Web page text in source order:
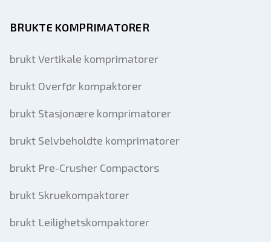
BRUKTE KOMPRIMATORER
brukt Vertikale komprimatorer
brukt Overfør kompaktorer
brukt Stasjonære komprimatorer
brukt Selvbeholdte komprimatorer
brukt Pre-Crusher Compactors
brukt Skruekompaktorer
brukt Leilighetskompaktorer